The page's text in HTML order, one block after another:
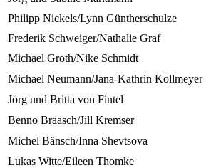
Philipp Nickels/Lynn Güntherschulze
Frederik Schweiger/Nathalie Graf
Michael Groth/Nike Schmidt
Michael Neumann/Jana-Kathrin Kollmeyer
Jörg und Britta von Fintel
Benno Braasch/Jill Kremser
Michel Bänsch/Inna Shevtsova
Lukas Witte/Eileen Thomke